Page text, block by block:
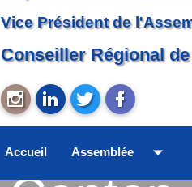
Vice Président de
Conseiller Régional
Accueil Assemblée arrow_drop_down